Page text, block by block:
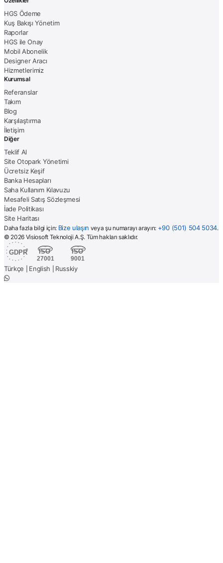
HGS Ödeme
Kuş Bakışı Yönetim
Raporlar
HGS ile Onay
Mobil Abonelik
Designer Aracı
Hizmetlerimiz
Kurumsal
Referanslar
Takım
Blog
Karşılaştırma
İletişim
Diğer
Teklif Al
Site Otopark Yönetimi
Ücretsiz Keşif
Banka Hesapları
Saha Kullanım Kılavuzu
Mesafeli Satış Sözleşmesi
İade Politikası
Site Haritası
Daha fazla bilgi için: Bize ulaşın veya şu numarayı arayın: +90 (501) 504 5034.
© 2026 Visiosoft Teknoloji A.Ş. Tüm hakları saklıdır.
Türkçe English Russkiy